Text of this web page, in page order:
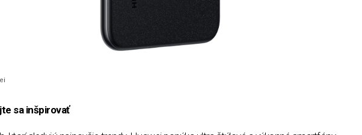
sa inšpirovať